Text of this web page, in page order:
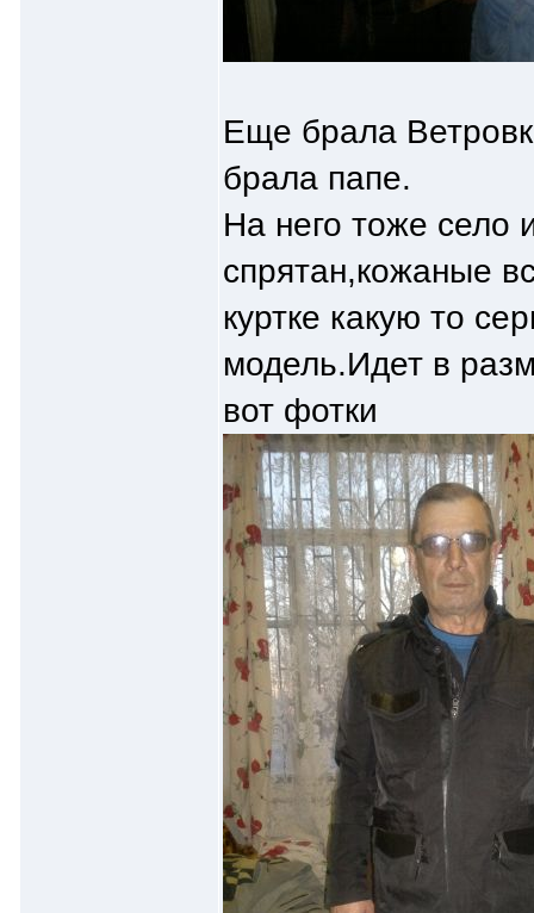
Еще брала
брала папе.
На него тоже село
спрятан,кожаные
куртке какую то
модель.Идет в
вот фотки